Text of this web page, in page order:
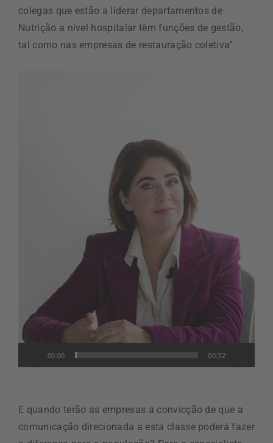
colegas que estão a liderar departamentos de
Nutrição a nível hospitalar têm funções de gestão,
tal como nas empresas de restauração coletiva”.
00:00 00:32
E quando terão as empresas a convicção de que a
comunicação direcionada a esta classe poderá fazer